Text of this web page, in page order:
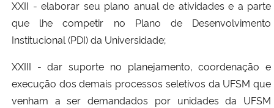
XXII - elaborar seu plano anual de atividades e a parte
que lhe competir no Plano de Desenvolvimento
Institucional (PDI) da Universidade;
XXIII - dar suporte no planejamento, coordenação e
execução dos demais processos seletivos da UFSM que
venham a ser demandados por unidades da UFSM